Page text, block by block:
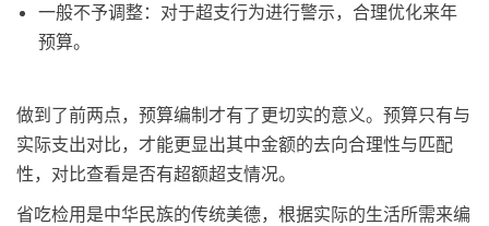
一般不予调整：对于超支行为进行警示，合理优化来年
预算。
做到了前两点，预算编制才有了更切实的意义。预算只有与
实际支出对比，才能更显出其中金额的去向合理性与匹配
性，对比查看是否有超额超支情况。
省吃检用是中华民族的传统美德，根据实际的生活所需来编